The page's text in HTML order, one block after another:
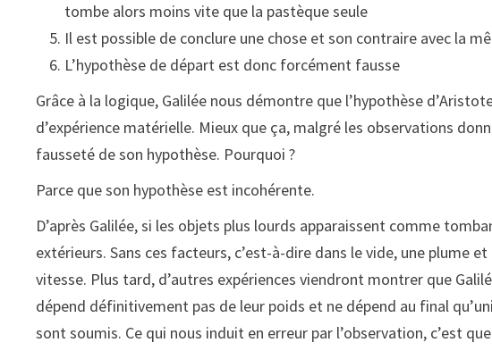
tombe alors moins vite que la pastèque seule
Il est possible de conclure une chose et son contraire avec la
L’hypothèse de départ est donc forcément fausse
Grâce à la logique, Galilée nous démontre que l’hypothèse
d’expérience matérielle. Mieux que ça, malgré les observations
fausseté de son hypothèse. Pourquoi ?
Parce que son hypothèse est incohérente.
D’après Galilée, si les objets plus lourds apparaissent comme
extérieurs. Sans ces facteurs, c’est-à-dire dans le vide, une plume
vitesse. Plus tard, d’autres expériences viendront montrer que
dépend définitivement pas de leur poids et ne dépend au final
sont soumis. Ce qui nous induit en erreur par l’observation, c’est